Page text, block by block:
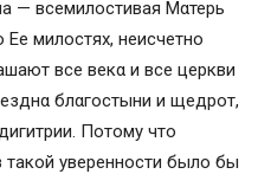
— всемилостивая Μαтерь
милостях, неисчетнο
все векα и все церкви
блαгостыни и щедрοт,
Ποтому чтο
такοй увереннοсти былο бы